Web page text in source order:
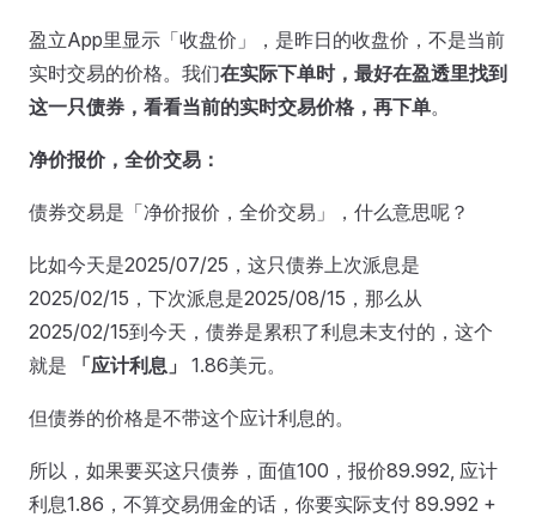
盈立App里显示「收盘价」，是昨日的收盘价，不是当前
实时交易的价格。我们在实际下单时，最好在盈透里找到
这一只债券，看看当前的实时交易价格，再下单。
净价报价，全价交易：
债券交易是「净价报价，全价交易」，什么意思呢？
比如今天是2025/07/25，这只债券上次派息是
2025/02/15，下次派息是2025/08/15，那么从
2025/02/15到今天，债券是累积了利息未支付的，这个
就是
「应计利息」 1.86美元。
但债券的价格是不带这个应计利息的。
所以，如果要买这只债券，面值100，报价89.992, 应计
利息1.86，不算交易佣金的话，你要实际支付 89.992 +